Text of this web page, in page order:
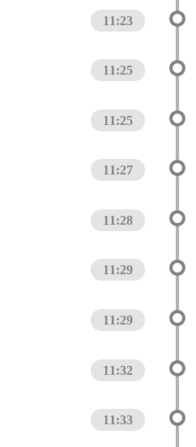
11:23
11:25
11:25
11:27
11:28
11:29
11:29
11:32
11:33